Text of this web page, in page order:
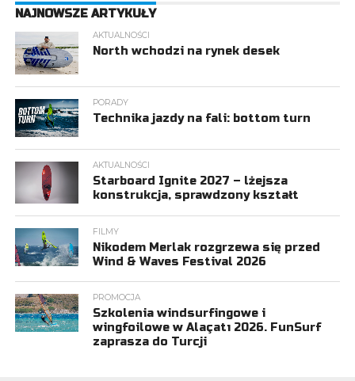
NAJNOWSZE ARTYKUŁY
AKTUALNOŚCI
North wchodzi na rynek desek
PORADY
Technika jazdy na fali: bottom turn
AKTUALNOŚCI
Starboard Ignite 2027 – lżejsza
konstrukcja, sprawdzony kształt
FILMY
Nikodem Merlak rozgrzewa się przed
Wind & Waves Festival 2026
PROMOCJA
Szkolenia windsurfingowe i
wingfoilowe w Alaçatı 2026. FunSurf
zaprasza do Turcji